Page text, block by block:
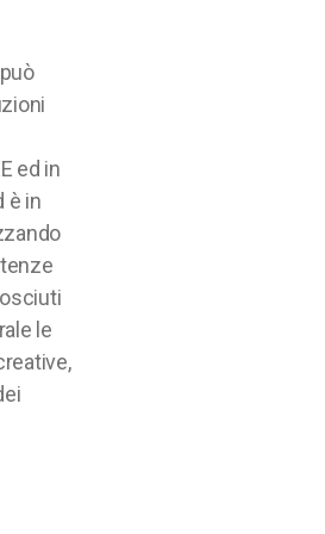
ed in
è in
le